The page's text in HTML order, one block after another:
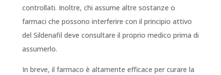
controllati. Inoltre, chi assume altre sostanze o
farmaci che possono interferire con il principio attivo
del Sildenafil deve consultare il proprio medico prima di
assumerlo.
In breve, il farmaco è altamente efficace per curare la